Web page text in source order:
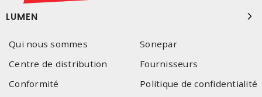
LUMEN
Qui nous sommes
Sonepar
Centre de distribution
Fournisseurs
Conformité
Politique de confidentialité